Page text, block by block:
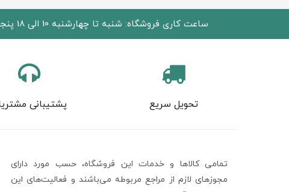
ساعت کاری فروشگاه: شنبه تا چهارشنبه 10 الی 18 پنجشنبه 10 الی 15
تحویل سریع پشتیبانی
تمامی كالاها و خدمات اين فروشگاه، حسب مورد دارای
مجوزهای لازم از مراجع مربوطه می‌باشند و فعاليت‌های اين